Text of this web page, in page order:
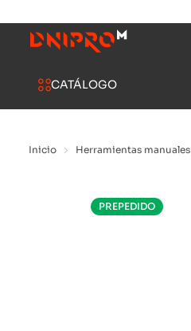
CATÁLOGO
Inicio Herramientas manuales
PREPEDIDO